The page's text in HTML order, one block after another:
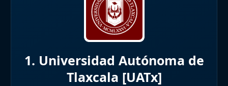
1. Universidad Autónoma de
Tlaxcala [UATx]